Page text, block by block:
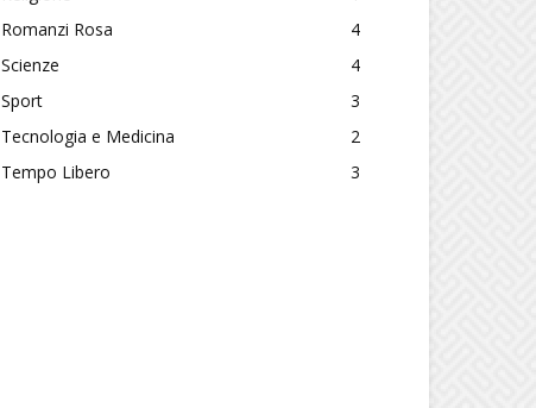
Romanzi Rosa
4
Scienze
4
Sport
3
Tecnologia e Medicina
2
Tempo Libero
3